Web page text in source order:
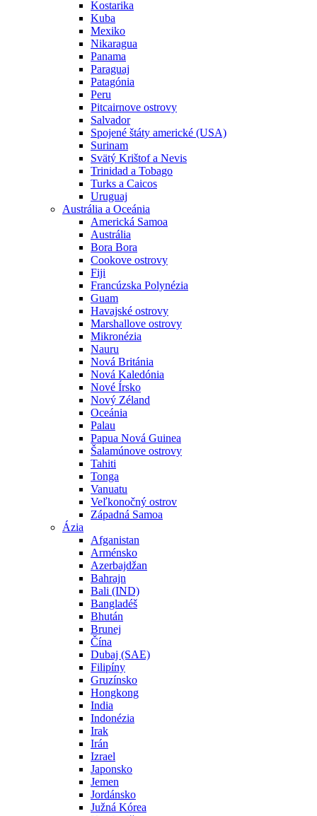
Kostarika
Kuba
Mexiko
Nikaragua
Panama
Paraguaj
Patagónia
Peru
Pitcairnove ostrovy
Salvador
Spojené štáty americké (USA)
Surinam
Svätý Krištof a Nevis
Trinidad a Tobago
Turks a Caicos
Uruguaj
Austrália a Oceánia
Americká Samoa
Austrália
Bora Bora
Cookove ostrovy
Fiji
Francúzska Polynézia
Guam
Havajské ostrovy
Marshallove ostrovy
Mikronézia
Nauru
Nová Británia
Nová Kaledónia
Nové Írsko
Nový Zéland
Oceánia
Palau
Papua Nová Guinea
Šalamúnove ostrovy
Tahiti
Tonga
Vanuatu
Veľkonočný ostrov
Západná Samoa
Ázia
Afganistan
Arménsko
Azerbajdžan
Bahrajn
Bali (IND)
Bangladéš
Bhután
Brunej
Čína
Dubaj (SAE)
Filipíny
Gruzínsko
Hongkong
India
Indonézia
Irak
Irán
Izrael
Japonsko
Jemen
Jordánsko
Južná Kórea